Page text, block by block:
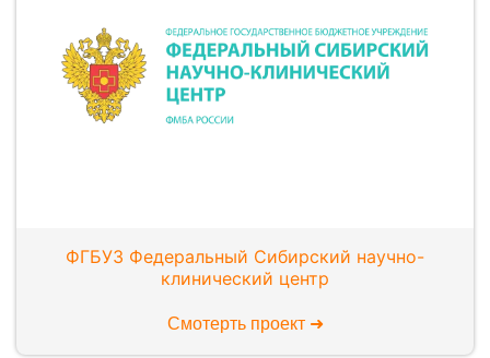
ФГБУЗ Федеральный Сибирский научно-
клинический центр
Смотерть проект ➜